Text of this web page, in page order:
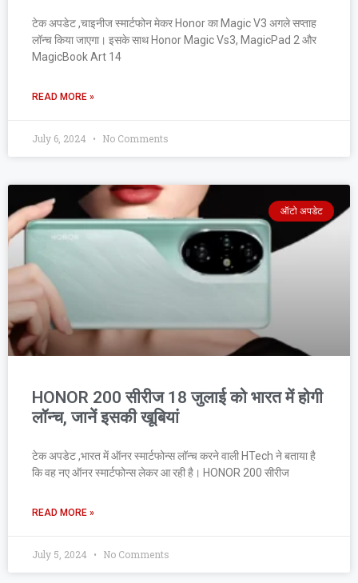
टेक अपडेट ,चाइनीज स्मार्टफोन मेकर Honor का Magic V3 अगले सप्ताह
लॉन्च किया जाएगा। इसके साथ Honor Magic Vs3, MagicPad 2 और
MagicBook Art 14
READ MORE »
July 6, 2024 No Comments
ऑटो अपडेट
HONOR 200 सीरीज 18 जुलाई को भारत में होगी
लॉन्‍च, जानें इसकी खूबियां
टेक अपडेट ,भारत में ऑनर स्‍मार्टफोन्‍स लॉन्‍च करने वाली HTech ने बताया है
कि वह नए ऑनर स्‍मार्टफोन्‍स लेकर आ रही है। HONOR 200 सीरीज
READ MORE »
July 5, 2024 No Comments